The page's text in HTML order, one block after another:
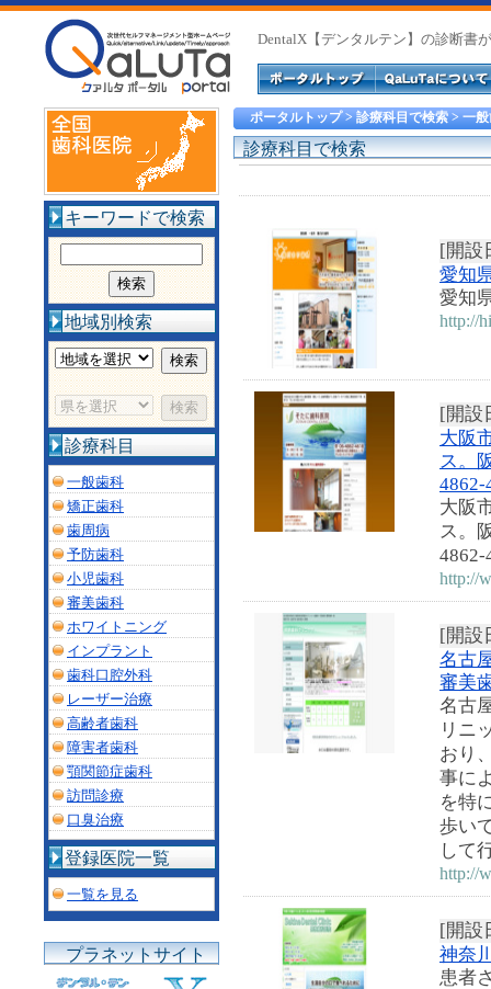
DentalX【デンタルテン】の診断書
ポータルトップ> 診療科目で検索 > 一
キーワードで検索
地域別検索
診療科目
一般歯科
矯正歯科
歯周病
予防歯科
小児歯科
審美歯科
ホワイトニング
インプラント
歯科口腔外科
レーザー治療
高齢者歯科
障害者歯科
顎関節症歯科
訪問診療
口臭治療
登録医院一覧
一覧を見る
プラネットサイト
診療科目で検索
[開設
愛知
愛知
http://
[開設
大阪
ス。
4862-
大阪
ス。
4862-
http://
[開設
名古
審美
名古
リニ
おり
事に
を特
歩い
して
http://
[開設
神奈
患者